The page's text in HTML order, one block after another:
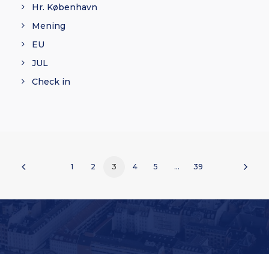
Hr. København
Mening
EU
JUL
Check in
1 2 3 4 5 … 39